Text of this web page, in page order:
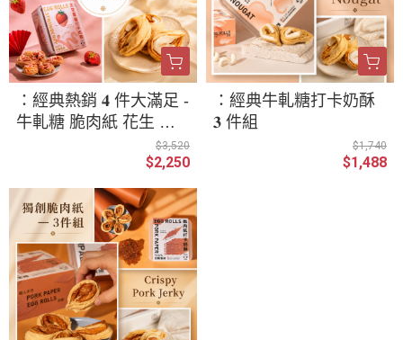
：經典熱銷 𝟒 件大滿足 -
牛軋糖 脆肉紙 花生 太
$3,520
$2,250
：經典牛軋糖打卡奶酥
𝟑 件組
$1,740
$1,488